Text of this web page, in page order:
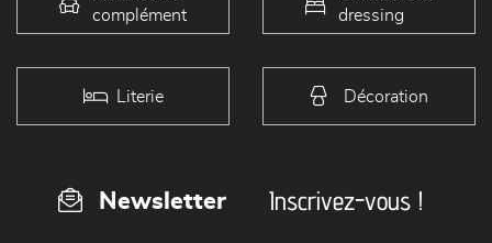
complément
dressing
Literie Décoration
Newsletter Inscrivez-vous !